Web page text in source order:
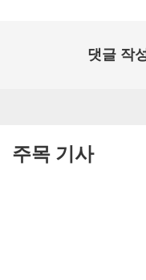
댓글 작
주목 기사